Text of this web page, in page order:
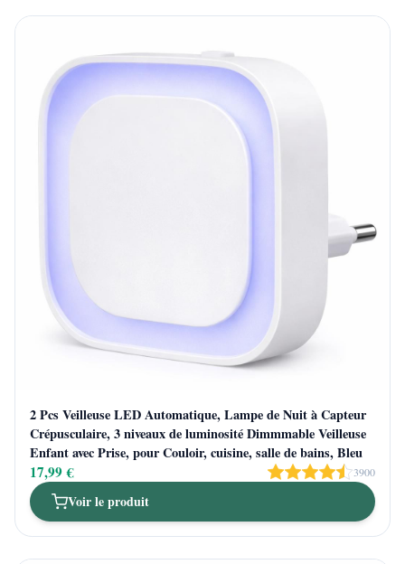
2 Pcs Veilleuse LED Automatique, Lampe de Nuit à Capteur
Crépusculaire, 3 niveaux de luminosité Dimmmable Veilleuse
Enfant avec Prise, pour Couloir, cuisine, salle de bains, Bleu
17,99 € 3900
Voir le produit